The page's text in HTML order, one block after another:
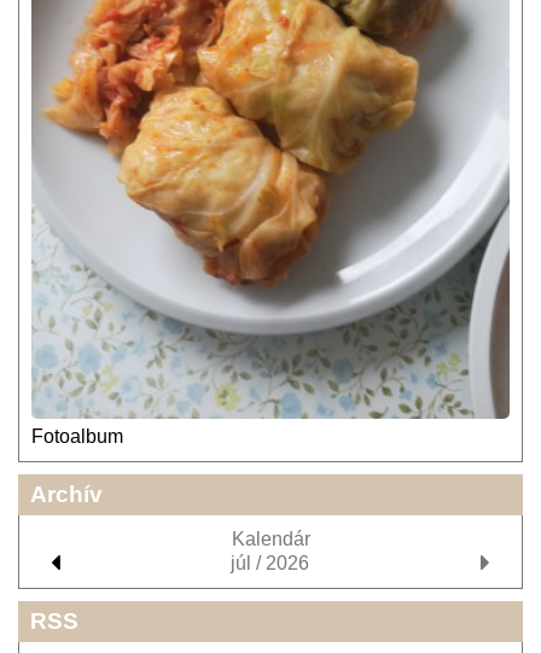
Fotoalbum
Archív
Kalendár
júl / 2026
RSS